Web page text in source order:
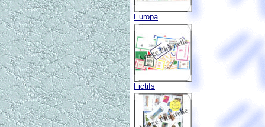
Europa
Fictifs